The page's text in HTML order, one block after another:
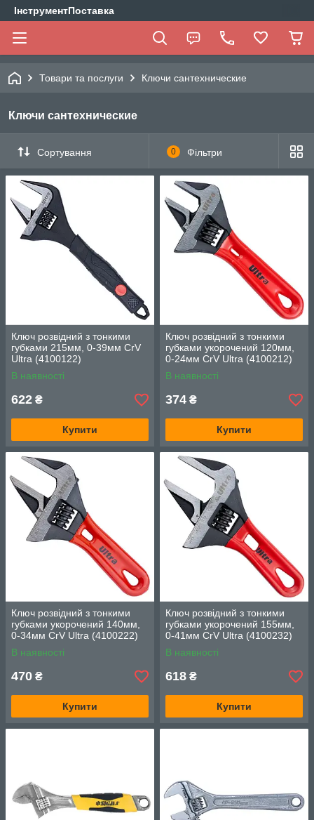
ІнструментПоставка
Товари та послуги Ключи сантехнические
Ключи сантехнические
Сортування 0 Фільтри
Ключ розвідний з тонкими
губками 215мм, 0-39мм CrV
Ultra (4100122)
В наявності
622 ₴
Купити
Ключ розвідний з тонкими
губками укорочений 120мм,
0-24мм CrV Ultra (4100212)
В наявності
374 ₴
Купити
Ключ розвідний з тонкими
губками укорочений 140мм,
0-34мм CrV Ultra (4100222)
В наявності
470 ₴
Купити
Ключ розвідний з тонкими
губками укорочений 155мм,
0-41мм CrV Ultra (4100232)
В наявності
618 ₴
Купити